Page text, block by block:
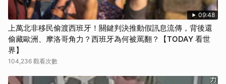
09:48
上萬北非移民偷渡西班牙！關鍵判決推動假訊息流傳，背後還
偷藏歐洲、摩洛哥角力？西班牙為何被罵翻？【TODAY 看世
界】
104,236 觀看次數